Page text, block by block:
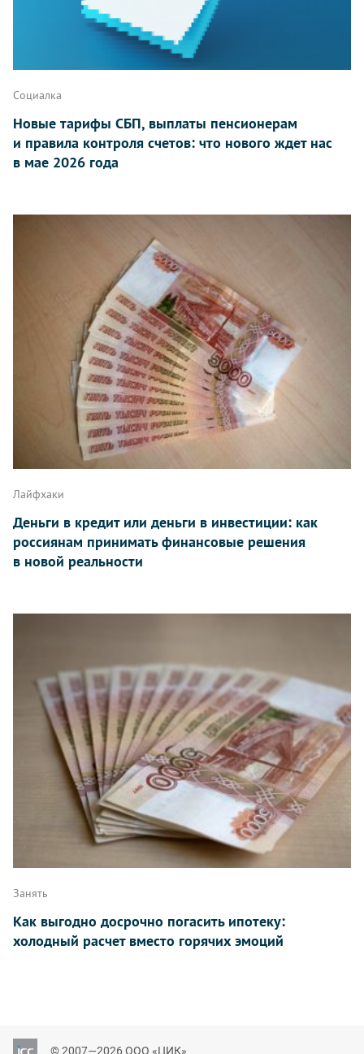
Социалка
Новые тарифы СБП, выплаты пенсионерам
и правила контроля счетов: что нового ждет нас
в мае 2026 года
Лайфхаки
Деньги в кредит или деньги в инвестиции: как
россиянам принимать финансовые решения
в новой реальности
Занять
Как выгодно досрочно погасить ипотеку:
холодный расчет вместо горячих эмоций
© 2007—2026 ООО «ЦИК»